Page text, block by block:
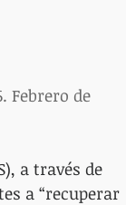
Febrero de
a través de
a “recuperar